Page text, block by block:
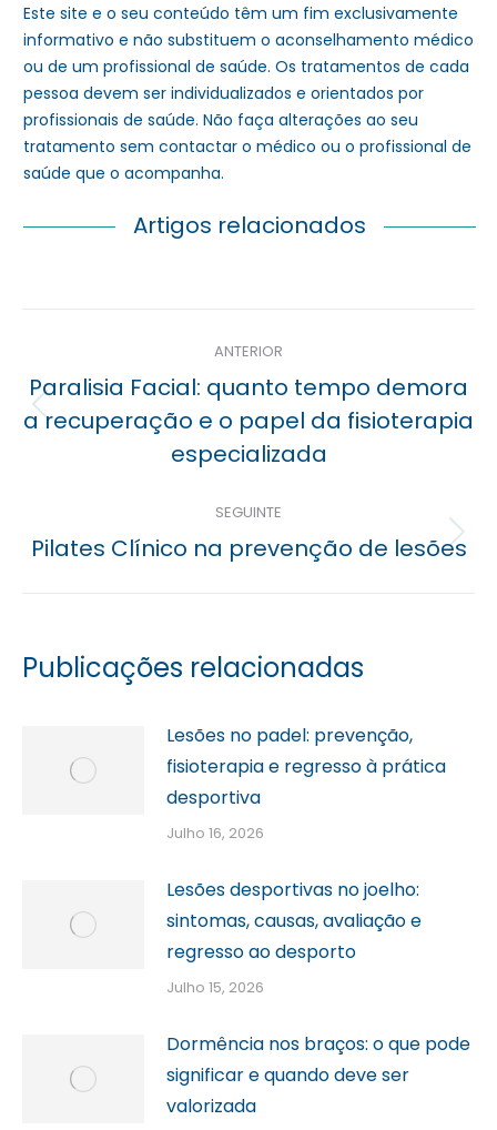
Este site e o seu conteúdo têm um fim exclusivamente
informativo e não substituem o aconselhamento médico
ou de um profissional de saúde. Os tratamentos de cada
pessoa devem ser individualizados e orientados por
profissionais de saúde. Não faça alterações ao seu
tratamento sem contactar o médico ou o profissional de
saúde que o acompanha.
Artigos relacionados
Navegação
posterior
ANTERIOR
Previous
post:
Paralisia Facial: quanto tempo demora
a recuperação e o papel da fisioterapia
especializada
SEGUINTE
Próximo
Pilates Clínico na prevenção de lesões
Publicações relacionadas
Lesões no padel: prevenção,
fisioterapia e regresso à prática
desportiva
Julho 16, 2026
Lesões desportivas no joelho:
sintomas, causas, avaliação e
regresso ao desporto
Julho 15, 2026
Dormência nos braços: o que pode
significar e quando deve ser
valorizada